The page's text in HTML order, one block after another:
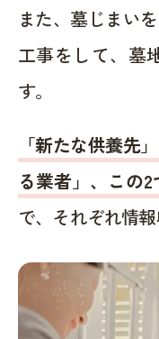
また、墓じまい
工事をして、墓
す。
「新たな供養先
る業者」、この
で、それぞれ情